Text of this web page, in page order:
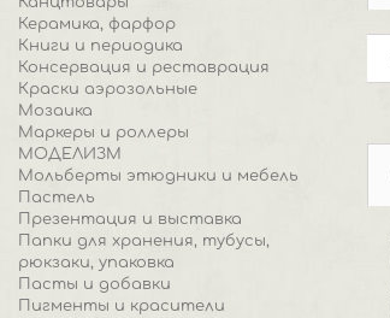
Керамика, фарфор
Книги и периодика
Консервация и реставрация
Краски аэрозольные
Мозаика
Маркеры и роллеры
МОДЕЛИЗМ
Мольберты этюдники и мебель
Пастель
Презентация и выставка
Папки для хранения, тубусы,
рюкзаки, упаковка
Пасты и добавки
Пигменты и красители